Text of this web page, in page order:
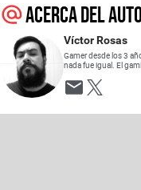
Acerca del
Víctor Rosas
Gamer desde los 3
nada fue igual. El
Opens